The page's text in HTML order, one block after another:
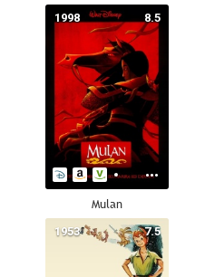
8.5
1998
Mulan
7.5
1953